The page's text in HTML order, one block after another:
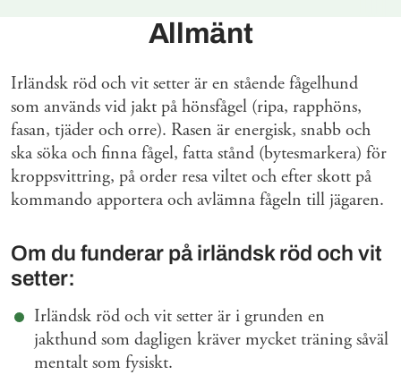
Allmänt
Irländsk röd och vit setter är en stående fågelhund
som används vid jakt på hönsfågel (ripa, rapphöns,
fasan, tjäder och orre). Rasen är energisk, snabb och
ska söka och finna fågel, fatta stånd (bytesmarkera) för
kroppsvittring, på order resa viltet och efter skott på
kommando apportera och avlämna fågeln till jägaren.
Om du funderar på irländsk röd och vit
setter:
Irländsk röd och vit setter är i grunden en
jakthund som dagligen kräver mycket träning såväl
mentalt som fysiskt.